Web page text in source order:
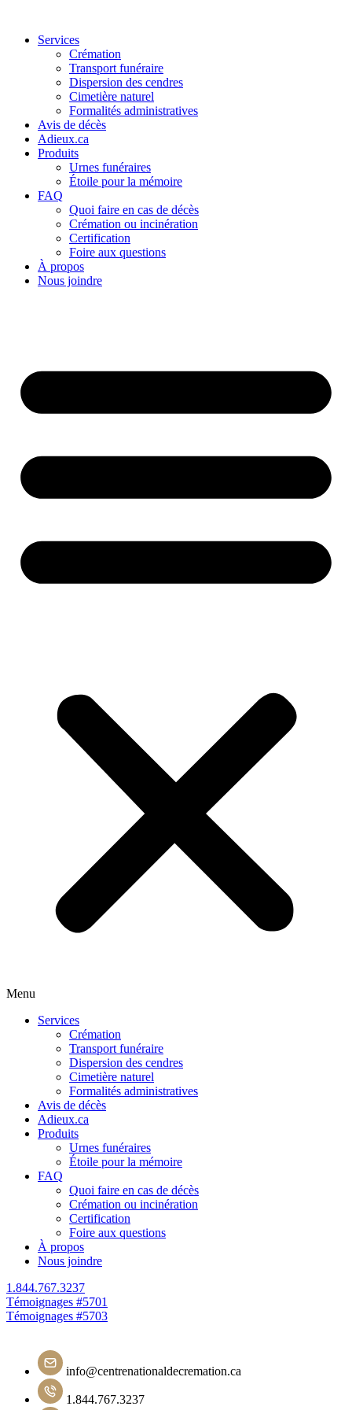
Services
Crémation
Transport funéraire
Dispersion des cendres
Cimetière naturel
Formalités administratives
Avis de décès
Adieux.ca
Produits
Urnes funéraires
Étoile pour la mémoire
FAQ
Quoi faire en cas de décès
Crémation ou incinération
Certification
Foire aux questions
À propos
Nous joindre
Menu
Services
Crémation
Transport funéraire
Dispersion des cendres
Cimetière naturel
Formalités administratives
Avis de décès
Adieux.ca
Produits
Urnes funéraires
Étoile pour la mémoire
FAQ
Quoi faire en cas de décès
Crémation ou incinération
Certification
Foire aux questions
À propos
Nous joindre
1.844.767.3237
Navigation
de
l'article
Témoignages #5701
Témoignages #5703
info@centrenationaldecremation.ca
1.844.767.3237